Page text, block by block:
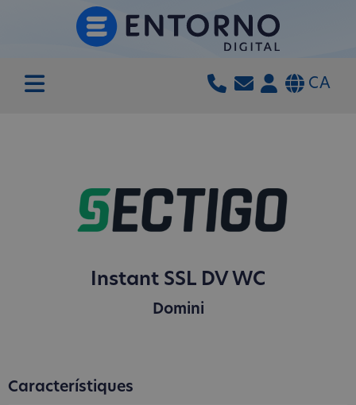
CA
Instant SSL DV WC
Domini
Característiques